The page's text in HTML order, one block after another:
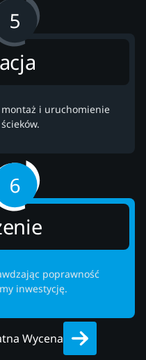
i uruchomienie
poprawność
inwestycję.
Wycena